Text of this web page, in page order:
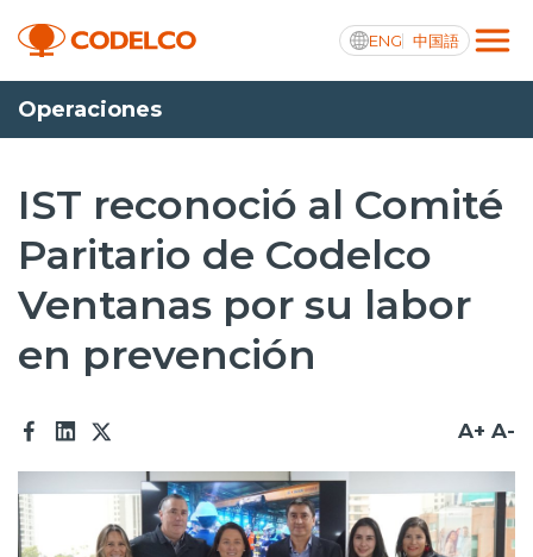
ENG 中国語
Transparencia activa
Nosotros
Operaciones
Proyectos
Inversionistas
Operaciones
IST reconoció al Comité
Paritario de Codelco
Ventanas por su labor
en prevención
A+ A-